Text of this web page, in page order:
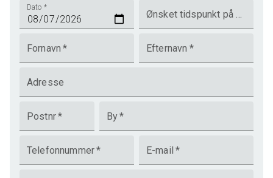
Dato *
Ønsket tidspunkt på dagen
Fornavn * Efternavn *
Adresse
Postnr* By*
Telefonnummer* E-mail *